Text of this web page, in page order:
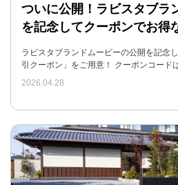
ついに公開！ラビスタブラ
を記念してクーポンでお得
ラビスタブランドムービーの公開を記念
引クーポン」をご用意！ クーポンコード
2026.04.28